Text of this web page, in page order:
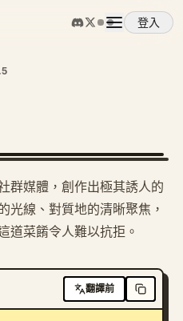
登入
群媒體，創作出極其誘人的
光線、對質地的清晰聚焦，
道菜餚令人難以抗拒。
翻譯前